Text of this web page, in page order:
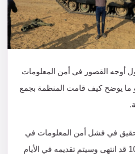
أوجه القصور في أمن المعلومات
يوضح كيف قامت المنظمة بجمع
12 أن التحقيق في فشل أمن المعلومات في
الجيش قبل مجزرة 10/7 قد انتهى وسيتم تقديمه في الأيام